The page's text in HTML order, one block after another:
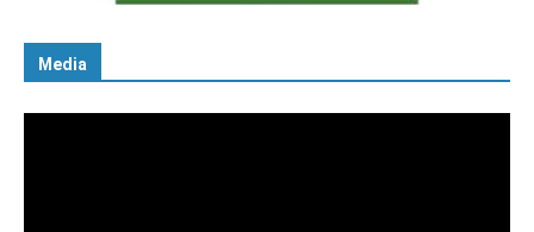
Media